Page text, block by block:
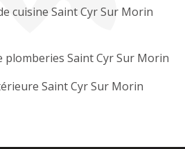
cuisine Saint Cyr Sur Morin
plomberies Saint Cyr Sur Morin
Saint Cyr Sur Morin